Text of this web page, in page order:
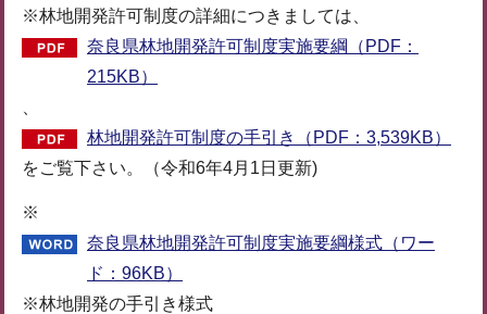
※林地開発許可制度の詳細につきましては、
奈良県林地開発許可制度実施要綱（PDF：
215KB）
林地開発許可制度の手引き（PDF：3,539KB）
をご覧下さい。（令和6年4月1日更新)
※
奈良県林地開発許可制度実施要綱様式（ワー
ド：96KB）
※林地開発の手引き様式